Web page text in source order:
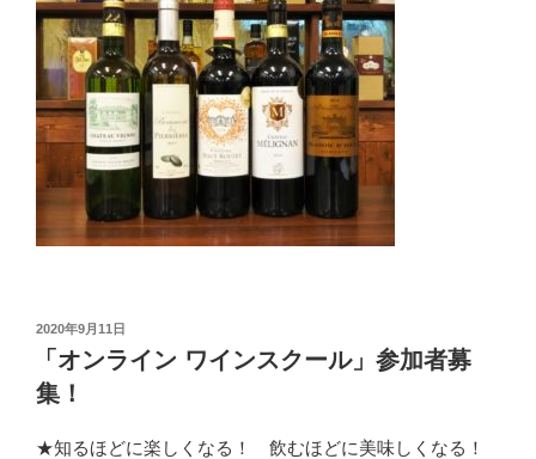
投
稿
2020年9月11日
「オンライン ワインスクール」参加者募
集！
★知るほどに楽しくなる！ 飲むほどに美味しくなる！